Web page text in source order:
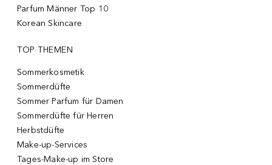
Parfum Männer Top 10
Korean Skincare
TOP THEMEN
Sommerkosmetik
Sommerdüfte
Sommer Parfum für Damen
Sommerdüfte für Herren
Herbstdüfte
Make-up-Services
Tages-Make-up im Store